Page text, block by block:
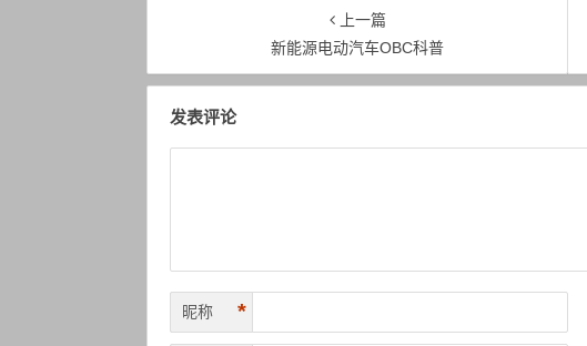
哪些？
上一篇
新能源电动汽车OBC科普
发表评论
昵称 *